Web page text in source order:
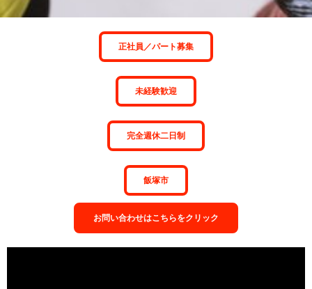
正社員／パート募集
未経験歓迎
完全週休二日制
飯塚市
お問い合わせはこちらをクリック